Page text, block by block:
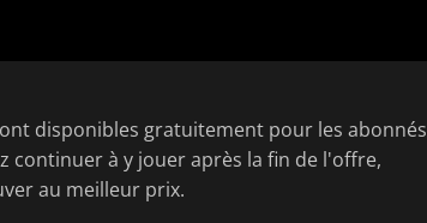
disponibles gratuitement pour les abonnés
continuer à y jouer après la fin de l'offre,
au meilleur prix.